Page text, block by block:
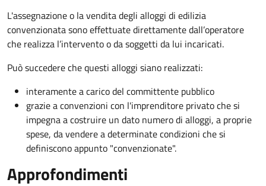
L'assegnazione o la vendita degli alloggi di edilizia
convenzionata sono effettuate direttamente dall’operatore
che realizza l’intervento o da soggetti da lui incaricati.
Può succedere che questi alloggi siano realizzati:
interamente a carico del committente pubblico
grazie a convenzioni con l'imprenditore privato che si
impegna a costruire un dato numero di alloggi, a proprie
spese, da vendere a determinate condizioni che si
definiscono appunto "convenzionate".
Approfondimenti